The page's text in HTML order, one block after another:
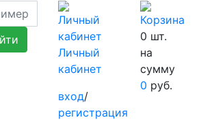
Личный
кабинет
вход/
регистрация
0 шт.
на
сумму
0 руб.